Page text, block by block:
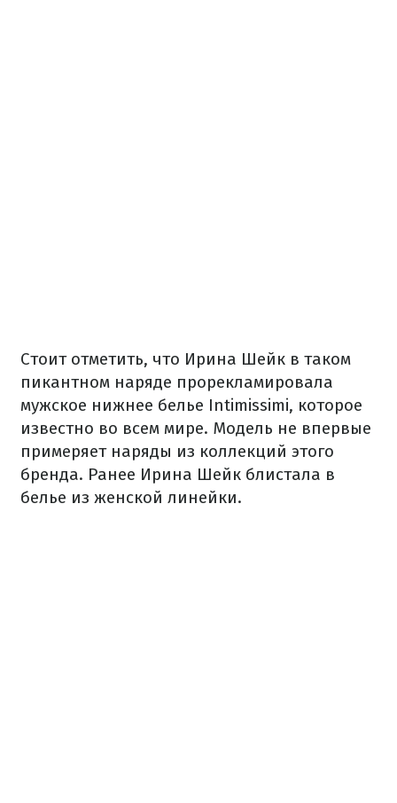
Стоит отметить, что Ирина Шейк в таком
пикантном наряде прорекламировала
мужское нижнее белье Intimissimi, которое
известно во всем мире. Модель не впервые
примеряет наряды из коллекций этого
бренда. Ранее Ирина Шейк блистала в
белье из женской линейки.